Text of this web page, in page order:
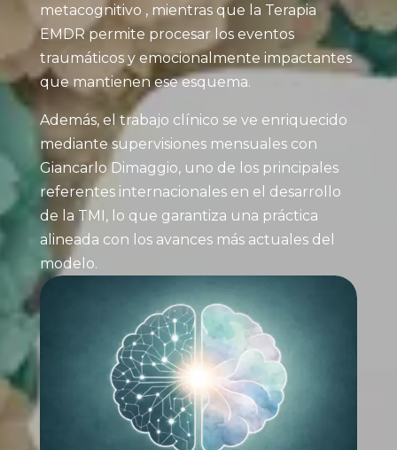
metacognitivo , mientras que la Terapia
EMDR permite procesar los eventos
traumáticos y emocionalmente impactantes
que mantienen ese esquema.
Además, el trabajo clínico se ve enriquecido
mediante supervisiones mensuales con
Giancarlo Dimaggio, uno de los principales
referentes internacionales en el desarrollo
de la TMI, lo que garantiza una práctica
alineada con los avances más actuales del
modelo.